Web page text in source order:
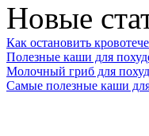
Новые
Как остановить
Полезные каши для
Молочный гриб для
Самые полезные каши